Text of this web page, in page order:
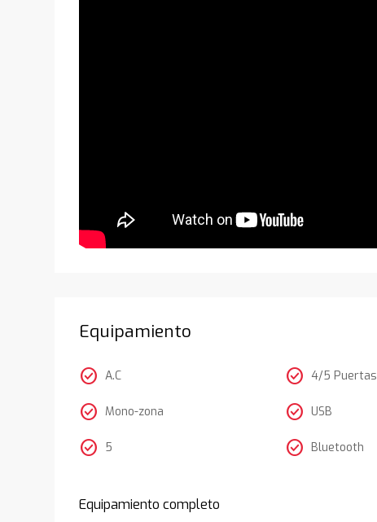
Equipamiento
check_circle A.C
check_circle Mono-zona
check_circle 5
check_circle 4/5 Puertas
check_circle USB
check_circle Bluetooth
Equipamiento completo